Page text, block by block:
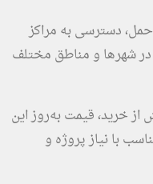
دسترسی به مراکز
شهرها و مناطق مختلف
خرید، قیمت به‌روز این
با نیاز پروژه و